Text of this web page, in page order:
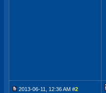
2013-06-11, 12:36 AM #2